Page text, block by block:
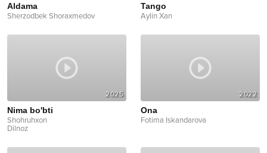
Aldama
Sherzodbek Shoraxmedov
Tango
Aylin Xan
2025
Nima bo'bti
Shohruhxon
Dilnoz
2022
Ona
Fotima Iskandarova